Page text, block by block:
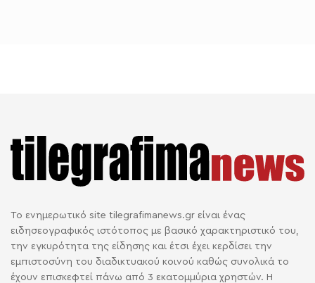
Το ενημερωτικό site tilegrafimanews.gr είναι ένας
ειδησεογραφικός ιστότοπος με βασικό χαρακτηριστικό του,
την εγκυρότητα της είδησης και έτσι έχει κερδίσει την
εμπιστοσύνη του διαδικτυακού κοινού καθώς συνολικά το
έχουν επισκεφτεί πάνω από 3 εκατομμύρια χρηστών. Η